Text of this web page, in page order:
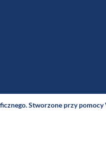
Stworzone przy